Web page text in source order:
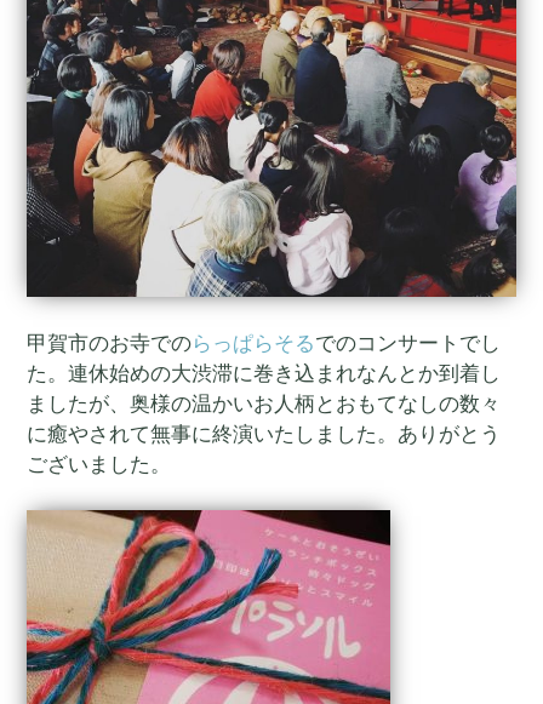
甲賀市のお寺でのらっぱらそるでのコンサートでし
た。連休始めの大渋滞に巻き込まれなんとか到着し
ましたが、奥様の温かいお人柄とおもてなしの数々
に癒やされて無事に終演いたしました。ありがとう
ございました。